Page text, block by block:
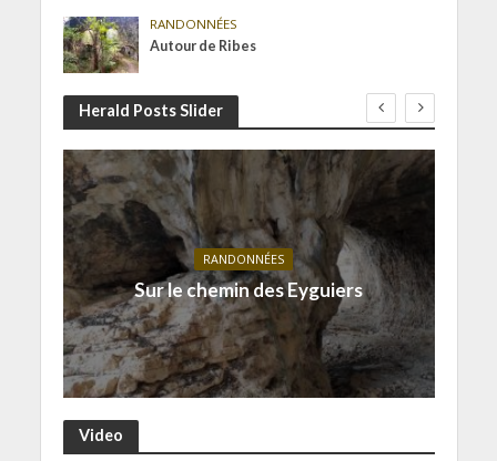
RANDONNÉES
Autour de Ribes
Herald Posts Slider
RANDONNÉES
Sur le chemin des Eyguiers
Video